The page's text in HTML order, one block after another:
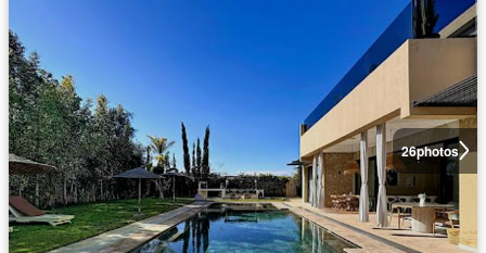
26photos